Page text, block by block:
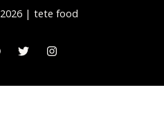
| tete food